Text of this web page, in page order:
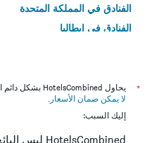
الفنادق في المملكة المتحدة
الفنادق في إيطاليا
*
يحاول HotelsCombined بشكل دائم الحصول على الأسعار الدقيقة، ولكن
لا يمكن ضمان الأسعار .
إليك السبب:
HotelsCombined ليس البائع